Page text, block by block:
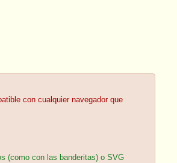
con cualquier navegador que
(como con las banderitas) o SVG